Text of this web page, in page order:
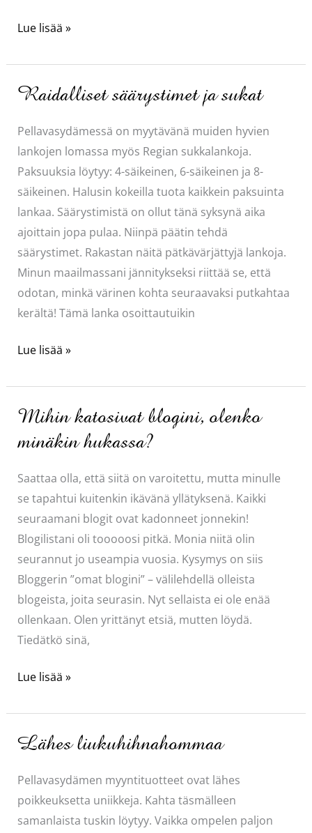
Ristipistotöitä
Lue lisää »
Raidalliset säärystimet ja sukat
Pellavasydämessä on myytävänä muiden hyvien
lankojen lomassa myös Regian sukkalankoja.
Paksuuksia löytyy: 4-säikeinen, 6-säikeinen ja 8-
säikeinen. Halusin kokeilla tuota kaikkein paksuinta
lankaa. Säärystimistä on ollut tänä syksynä aika
ajoittain jopa pulaa. Niinpä päätin tehdä
säärystimet. Rakastan näitä pätkävärjättyjä lankoja.
Minun maailmassani jännitykseksi riittää se, että
odotan, minkä värinen kohta seuraavaksi putkahtaa
kerältä! Tämä lanka osoittautuikin
Raidalliset
ja
sukat
Lue lisää »
Mihin katosivat blogini, olenko
minäkin hukassa?
Saattaa olla, että siitä on varoitettu, mutta minulle
se tapahtui kuitenkin ikävänä yllätyksenä. Kaikki
seuraamani blogit ovat kadonneet jonnekin!
Blogilistani oli tooooosi pitkä. Monia niitä olin
seurannut jo useampia vuosia. Kysymys on siis
Bloggerin ”omat blogini” – välilehdellä olleista
blogeista, joita seurasin. Nyt sellaista ei ole enää
ollenkaan. Olen yrittänyt etsiä, mutten löydä.
Tiedätkö sinä,
Mihin
blogini,
olenko
hukassa?
Lue lisää »
Lähes liukuhihnahommaa
Pellavasydämen myyntituotteet ovat lähes
poikkeuksetta uniikkeja. Kahta täsmälleen
samanlaista tuskin löytyy. Vaikka ompelen paljon